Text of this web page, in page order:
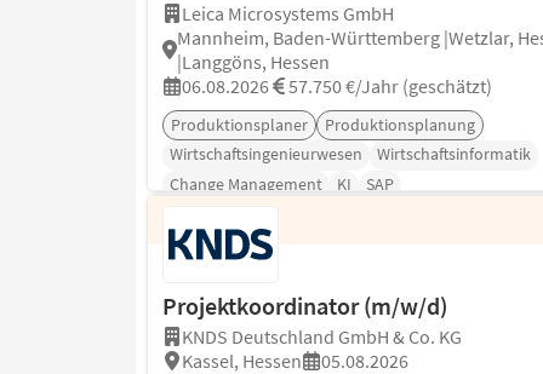
Leica Microsystems GmbH
Mannheim, Baden-Württemberg |Wetzlar,
|Langgöns, Hessen
06.08.2026
57.750 €/Jahr (geschätzt)
Produktionsplaner
Produktionsplanung
Wirtschaftsingenieurwesen
Wirtschaftsinformatik
Change Management
KI SAP
Projektkoordinator (m/w/d)
KNDS Deutschland GmbH & Co. KG
Kassel, Hessen
05.08.2026